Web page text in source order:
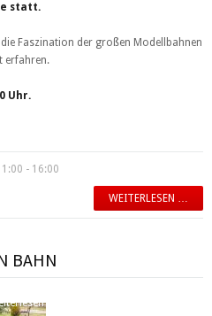
statt.
Faszination der großen Modellbahnen
erfahren.
Uhr.
- 16:00
WEITERLESEN …
BAHN
…